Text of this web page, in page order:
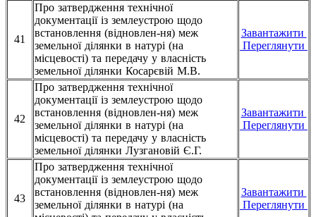
41
Про затвердження технічної
документації із землеустрою щодо
встановлення (відновлен-ня) меж
земельної ділянки в натурі (на
місцевості) та передачу у власність
земельної ділянки Косарєвій М.В.
Завантажити
Переглянути
42
Про затвердження технічної
документації із землеустрою щодо
встановлення (відновлен-ня) меж
земельної ділянки в натурі (на
місцевості) та передачу у власність
земельної ділянки Лузгановій Є.Г.
Завантажити
Переглянути
43
Про затвердження технічної
документації із землеустрою щодо
встановлення (відновлен-ня) меж
земельної ділянки в натурі (на
Завантажити
Переглянути